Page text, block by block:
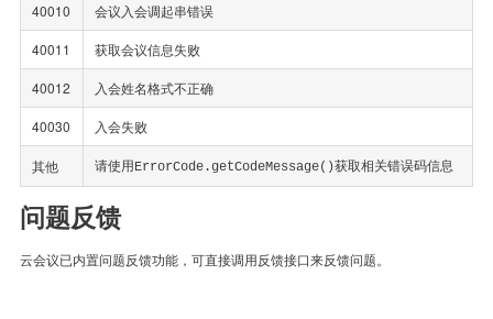
40010 会议入会调起串错误
40011 获取会议信息失败
40012 入会姓名格式不正确
40030 入会失败
其他 请使用ErrorCode.getCodeMessage()获取相关错误码信息
问题反馈
云会议已内置问题反馈功能，可直接调用反馈接口来反馈问题。